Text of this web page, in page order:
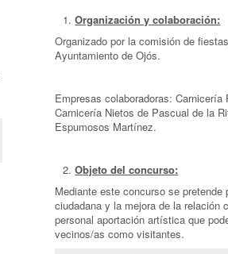
Organización y colaboración:
Organizado por la comisión de
Ayuntamiento de Ojós.
Empresas colaboradoras:
Carnicería Nietos de Pascual de la
Espumosos Martínez.
Objeto del concurso:
Mediante este concurso se
ciudadana y la mejora de la relación
personal aportación artística que
vecinos/as como visitantes.